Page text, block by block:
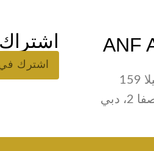
ANF
دبي